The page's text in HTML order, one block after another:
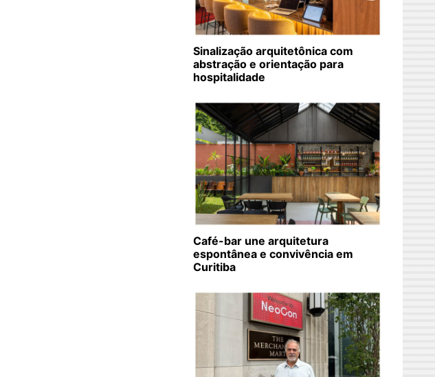
Sinalização arquitetônica com
abstração e orientação para
hospitalidade
Café-bar une arquitetura
espontânea e convivência em
Curitiba